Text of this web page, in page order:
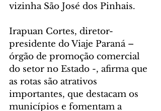
vizinha São José dos Pinhais.
Irapuan Cortes, diretor-
presidente do Viaje Paraná –
órgão de promoção comercial
do setor no Estado -, afirma que
as rotas são atrativos
importantes, que destacam os
municípios e fomentam a